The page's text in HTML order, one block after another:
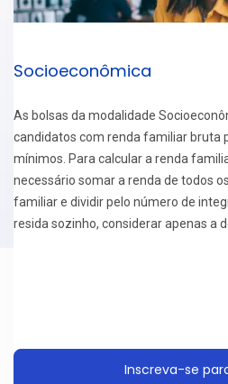
Socioeconômica
As bolsas da modalidade
candidatos com renda familiar bruta
mínimos. Para calcular a renda
necessário somar a renda de todos
familiar e dividir pelo número de
resida sozinho, considerar apenas a
Inscreva-se